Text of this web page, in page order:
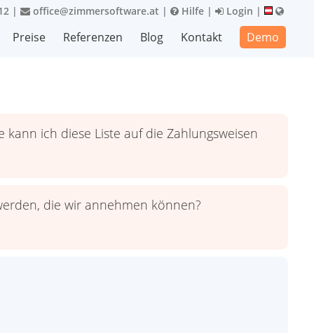
| office@zimmersoftware.at | Hilfe | Login |
Preise Referenzen Blog Kontakt Demo
ich diese Liste auf die Zahlungsweisen
die wir annehmen können?